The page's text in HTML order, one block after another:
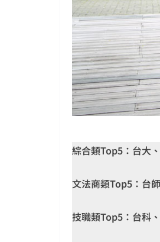
綜合類Top5：台大
文法商類Top5：台
技職類Top5：台科